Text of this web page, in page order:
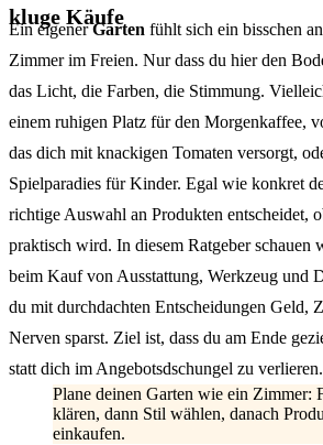
kluge Käufe
Ein eigenerGarten fühlt sich ein bisschen
Zimmer im Freien. Nur dass du hier den
das Licht, die Farben, die Stimmung.
einem ruhigen Platz für den Morgenkaffee,
das dich mit knackigen Tomaten versorgt,
Spielparadies für Kinder. Egal wie konkret
richtige Auswahl an Produkten entscheidet,
praktisch wird. In diesem Ratgeber schauen
beim Kauf von Ausstattung, Werkzeug und
du mit durchdachten Entscheidungen Geld,
Nerven sparst. Ziel ist, dass du am Ende
statt dich im Angebotsdschungel zu verlieren.
Plane deinen Garten wie ein Zimmer:
klären, dann Stil wählen, danach
einkaufen.